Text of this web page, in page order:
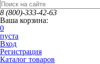
8 (800)-333-42-63
Ваша корзина:
0
пуста
Вход
Регистрация
Каталог товаров